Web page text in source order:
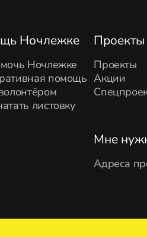
Ночлежке
Ночлежке
помощь
листовку
Проекты
Проекты
Акции
Мне
Адреса